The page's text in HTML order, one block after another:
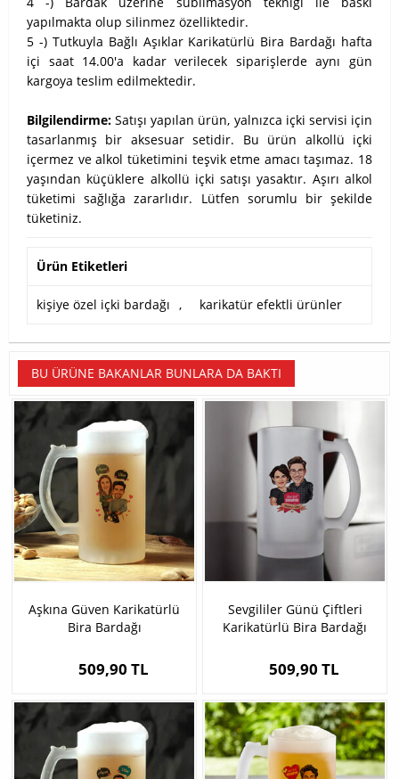
yapılmakta olup silinmez özelliktedir.
5 -) Tutkuyla Bağlı Aşıklar Karikatürlü Bira Bardağı hafta
içi saat 14.00'a kadar verilecek siparişlerde aynı gün
kargoya teslim edilmektedir.
Bilgilendirme: Satışı yapılan ürün, yalnızca içki servisi için
tasarlanmış bir aksesuar setidir. Bu ürün alkollü içki
içermez ve alkol tüketimini teşvik etme amacı taşımaz. 18
yaşından küçüklere alkollü içki satışı yasaktır. Aşırı alkol
tüketimi sağlığa zararlıdır. Lütfen sorumlu bir şekilde
tüketiniz.
Ürün Etiketleri
kişiye özel içki bardağı , karikatür efektli ürünler
BU ÜRÜNE BAKANLAR BUNLARA DA BAKTI
Aşkına Güven Karikatürlü
Bira Bardağı
509,90 TL
Sevgililer Günü Çiftleri
Karikatürlü Bira Bardağı
509,90 TL